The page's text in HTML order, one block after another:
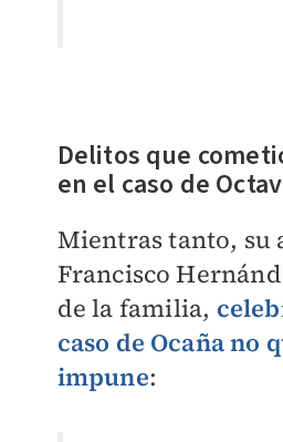
Delitos que
en el caso de
Mientras tanto, su
Francisco
de la familia,
caso de Ocaña no
impune: